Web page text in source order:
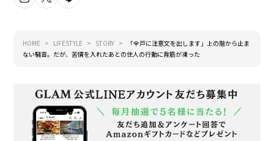
HOME LIFESTYLE STORY
「全戸に注意文を出します」上の階から止ま
ない騒音。だが、苦情を入れたあとの住人の行動に背筋が凍った